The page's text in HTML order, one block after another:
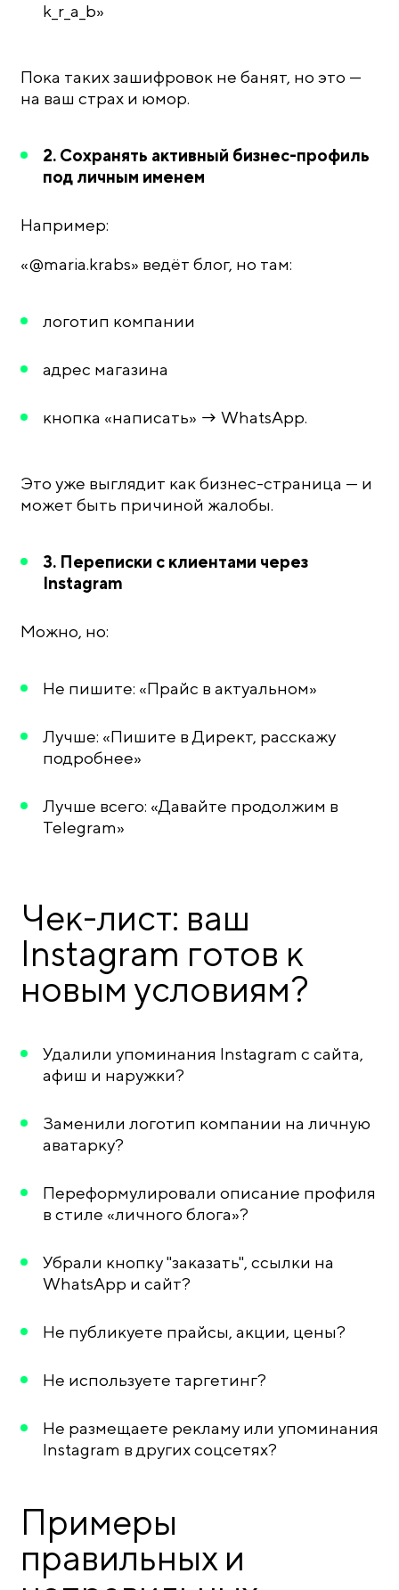
k_r_a_b»
Пока таких зашифровок не банят, но это —
на ваш страх и юмор.
2. Сохранять активный бизнес-профиль
под личным именем
Например:
«@maria.krabs» ведёт блог, но там:
логотип компании
адрес магазина
кнопка «написать» → WhatsApp.
Это уже выглядит как бизнес-страница — и
может быть причиной жалобы.
3. Переписки с клиентами через
Instagram
Можно, но:
Не пишите: «Прайс в актуальном»
Лучше: «Пишите в Директ, расскажу
подробнее»
Лучше всего: «Давайте продолжим в
Telegram»
Чек-лист: ваш
Instagram готов к
новым условиям?
Удалили упоминания Instagram с сайта,
афиш и наружки?
Заменили логотип компании на личную
аватарку?
Переформулировали описание профиля
в стиле «личного блога»?
Убрали кнопку "заказать", ссылки на
WhatsApp и сайт?
Не публикуете прайсы, акции, цены?
Не используете таргетинг?
Не размещаете рекламу или упоминания
Instagram в других соцсетях?
Примеры
правильных и